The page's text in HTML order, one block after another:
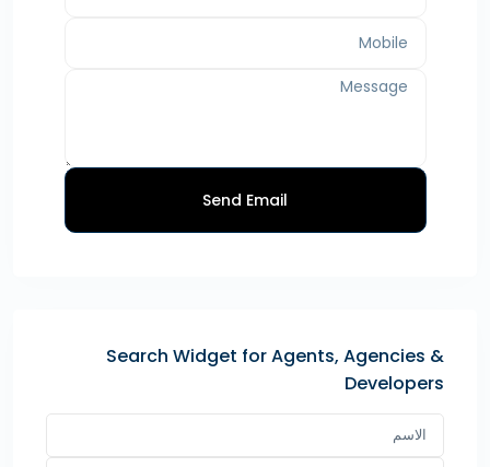
Send Email
Search Widget for Agents, Agencies &
Developers